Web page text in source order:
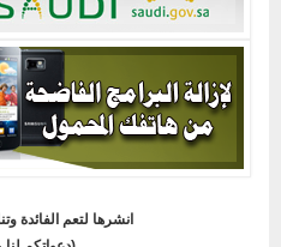
انشرها لتعم الفائدة